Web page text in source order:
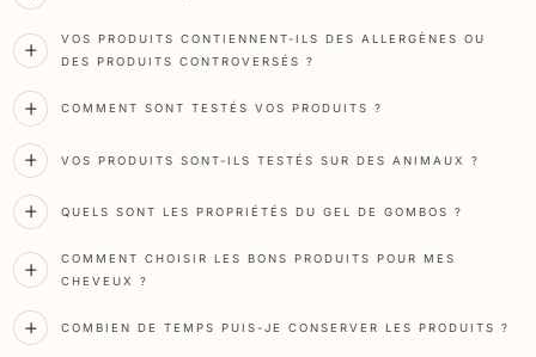
VOS PRODUITS CONTIENNENT-ILS DES ALLERGÈNES OU
DES PRODUITS CONTROVERSÉS ?
COMMENT SONT TESTÉS VOS PRODUITS ?
VOS PRODUITS SONT-ILS TESTÉS SUR DES ANIMAUX ?
QUELS SONT LES PROPRIÉTÉS DU GEL DE GOMBOS ?
COMMENT CHOISIR LES BONS PRODUITS POUR MES
CHEVEUX ?
COMBIEN DE TEMPS PUIS-JE CONSERVER LES PRODUITS ?